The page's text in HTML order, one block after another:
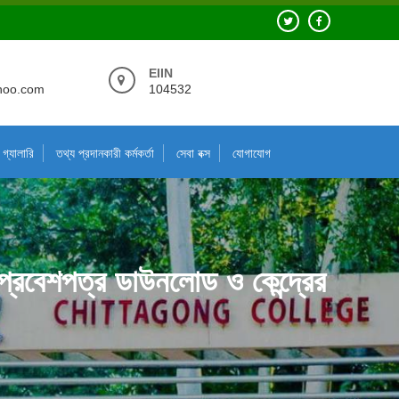
EIIN
104532
গ্যালারি তথ্য প্রদানকারী কর্মকর্তা সেবা বক্স যোগাযোগ
ডাউনলোড ও কেন্দ্রের